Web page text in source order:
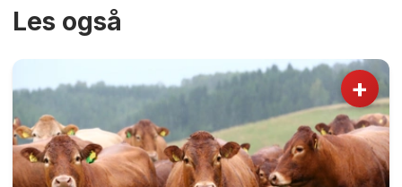
Les også
+